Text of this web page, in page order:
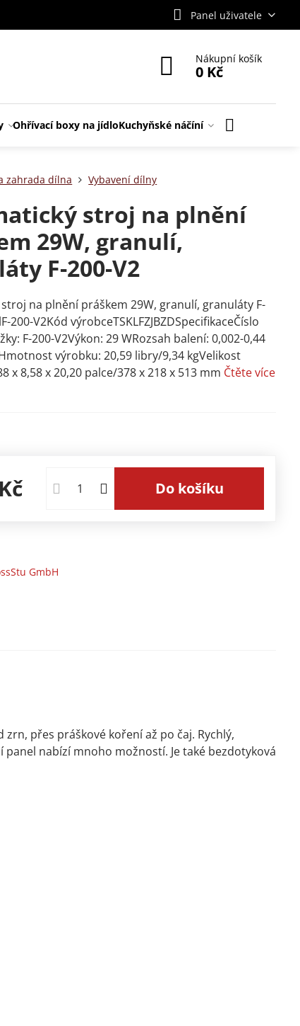
Panel uživatele
Nákupní košík
0 Kč
Ohřívací boxy na jídloKuchyňské náčíní
zahrada dílna Vybavení dílny
stroj na plnění
29W, granulí,
F-200-V2
na plnění práškem 29W, granulí, granuláty F-
200-V2Kód výrobceTSKLFZJBZDSpecifikaceČíslo
F-200-V2Výkon: 29 WRozsah balení: 0,002-0,44
výrobku: 20,59 libry/9,34 kgVelikost
x 8,58 x 20,20 palce/378 x 218 x 513 mm Čtěte více
Do košíku
GmbH​
přes práškové koření až po čaj. Rychlý,
nabízí mnoho možností. Je také bezdotyková